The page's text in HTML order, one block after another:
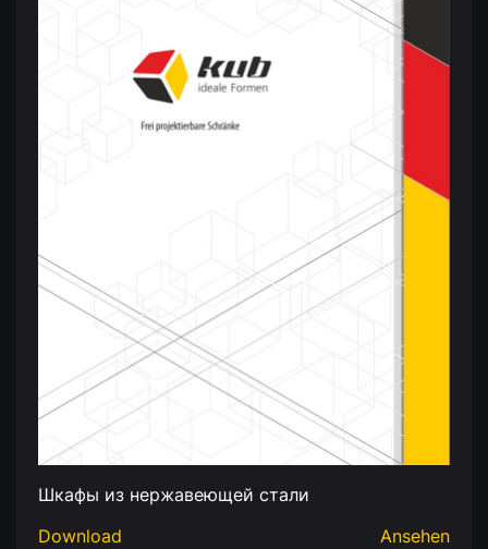
Шкафы из нержавеющей стали
Download
Ansehen